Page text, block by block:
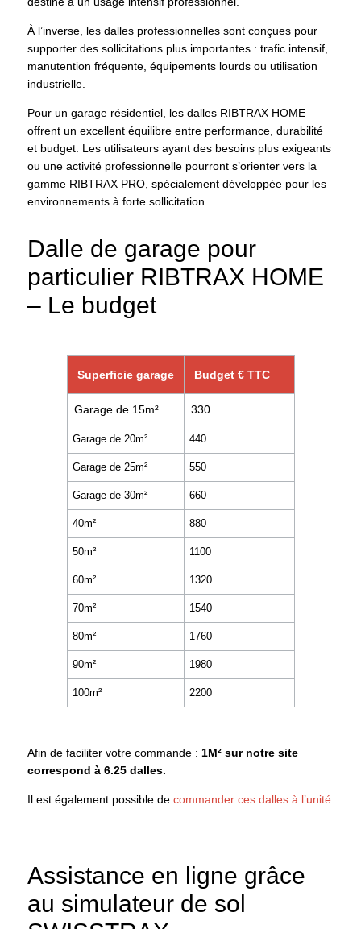
À l’inverse, les dalles professionnelles sont conçues pour
supporter des sollicitations plus importantes : trafic intensif,
manutention fréquente, équipements lourds ou utilisation
industrielle.
Pour un garage résidentiel, les dalles RIBTRAX HOME
offrent un excellent équilibre entre performance, durabilité
et budget. Les utilisateurs ayant des besoins plus exigeants
ou une activité professionnelle pourront s’orienter vers la
gamme RIBTRAX PRO, spécialement développée pour les
environnements à forte sollicitation.
Dalle de garage pour
particulier RIBTRAX HOME
– Le budget
Superficie garage Budget € TTC
Garage de 15m² 330
Garage de 20m² 440
Garage de 25m² 550
Garage de 30m² 660
40m² 880
50m² 1100
60m² 1320
70m² 1540
80m² 1760
90m² 1980
100m² 2200
Afin de faciliter votre commande : 1M² sur notre site
correspond à 6.25 dalles.
Il est également possible de commander ces dalles à l’unité
Assistance en ligne grâce
au simulateur de sol